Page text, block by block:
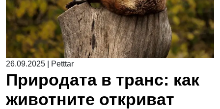
26.09.2025 Petttar
Природата в транс: как
животните откриват